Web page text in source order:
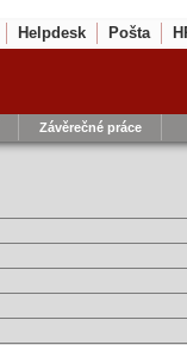
Helpdesk Pošta
Závěrečné práce